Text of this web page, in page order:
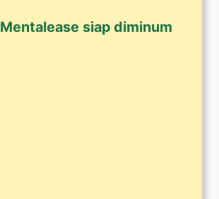
Mentalease siap diminum